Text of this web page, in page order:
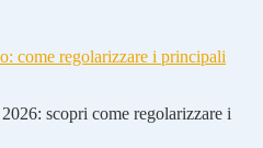
come regolarizzare i principali
scopri come regolarizzare i